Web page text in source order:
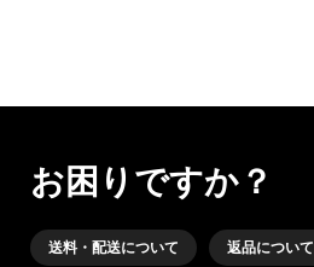
お困りですか？
送料・配送について 返品について